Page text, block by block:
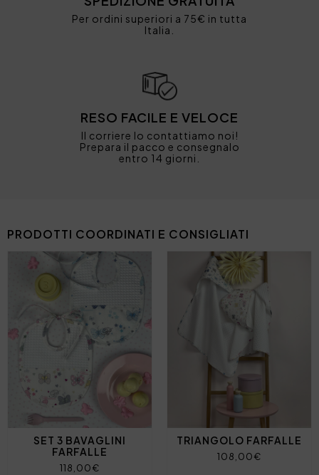
Per ordini superiori a 75€ in tutta
Italia.
RESO FACILE E VELOCE
Il corriere lo contattiamo noi!
Prepara il pacco e consegnalo
entro 14 giorni.
PRODOTTI COORDINATI E CONSIGLIATI
SET 3 BAVAGLINI
FARFALLE
118,00€
TRIANGOLO FARFALLE
108,00€